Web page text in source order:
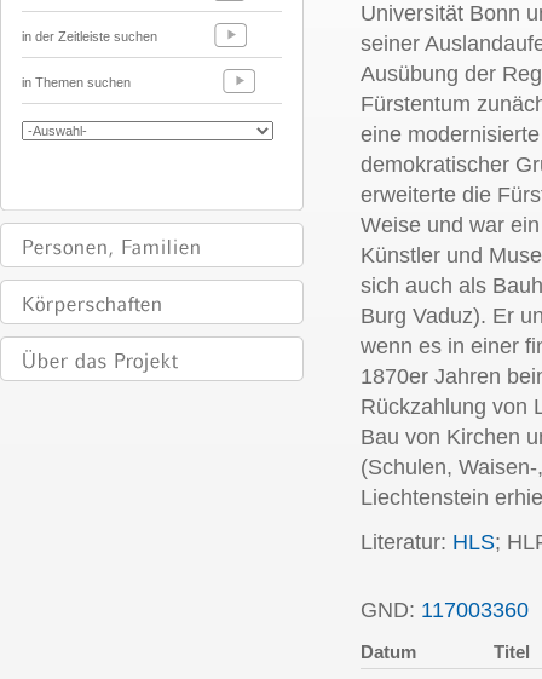
in der Zeitleiste suchen
in Themen suchen
Universität Bonn
seiner
Ausübung der
Fürstentum
eine
demokratischer
erweiterte die
Weise und war
Künstler und
sich auch als
Burg Vaduz). Er
wenn es in einer
1870er Jahren
Rückzahlung von
Bau von Kirchen
(Schulen,
Liechtenstein
Literatur: HLS;
GND: 117003360
Datum Titel